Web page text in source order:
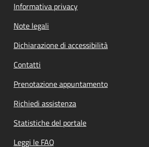
Informativa privacy
Note legali
Dichiarazione di accessibilità
Contatti
Prenotazione appuntamento
Richiedi assistenza
Statistiche del portale
Leggi le FAQ